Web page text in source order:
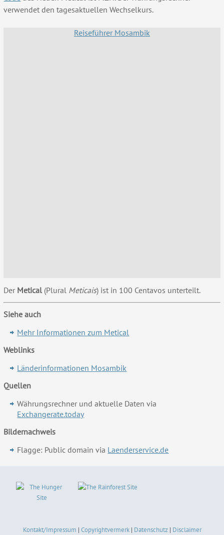
verwendet den tagesaktuellen Wechselkurs.
Reiseführer Mosambik
Der Metical (Plural Meticais) ist in 100 Centavos unterteilt.
Siehe auch
Mehr Informationen zum Metical
Weblinks
Länderinformationen Mosambik
Quellen
Währungsrechner und aktuelle Daten via
Exchangerate.today
Bildernachweis
Flagge: Public domain via Laenderservice.de
Kontakt/Impressum | Copyrightvermerk| Datenschutz | Disclaimer